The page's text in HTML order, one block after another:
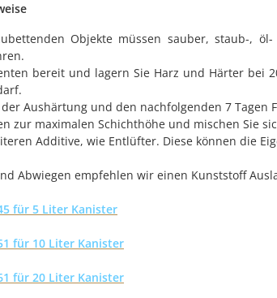
Objekte müssen sauber, staub-,
bereit und lagern Sie Harz und Härter bei
Aushärtung und den nachfolgenden 7 Tagen
zur maximalen Schichthöhe und mischen Sie
Additive, wie Entlüfter. Diese können die
Abwiegen empfehlen wir einen Kunststoff
für 5 Liter Kanister
für 10 Liter Kanister
für 20 Liter Kanister